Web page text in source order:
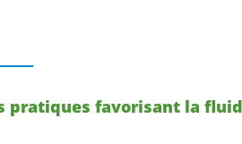
pratiques favorisant la